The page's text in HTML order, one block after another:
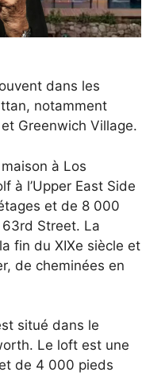
dans les
notamment
Greenwich Village.
à Los
à l’Upper East Side
et de 8 000
Street. La
fin du XIXe siècle et
de cheminées en
situé dans le
Le loft est une
de 4 000 pieds